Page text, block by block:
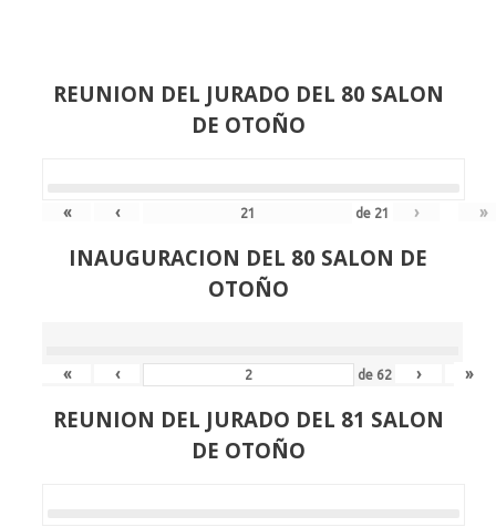
REUNION DEL JURADO DEL 80 SALON
DE OTOÑO
« ‹ de 21 › »
INAUGURACION DEL 80 SALON DE
OTOÑO
« ‹ de 62 › »
REUNION DEL JURADO DEL 81 SALON
DE OTOÑO